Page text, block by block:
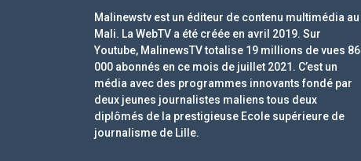
Malinewstv est un éditeur de contenu multimédia au
Mali. La WebTV a été créée en avril 2019. Sur
Youtube, MalinewsTV totalise 19 millions de vues 86
000 abonnés en ce mois de juillet 2021. C’est un
média avec des programmes innovants fondé par
deux jeunes journalistes maliens tous deux
diplômés de la prestigieuse Ecole supérieure de
journalisme de Lille.